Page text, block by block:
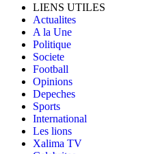
LIENS UTILES
Actualites
A la Une
Politique
Societe
Football
Opinions
Depeches
Sports
International
Les lions
Xalima TV